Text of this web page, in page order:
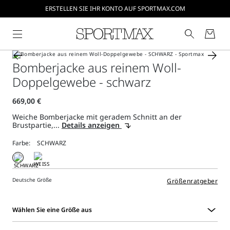
ERSTELLEN SIE IHR KONTO AUF SPORTMAX.COM
Bomberjacke aus reinem Woll-
Doppelgewebe - schwarz
Weiche Bomberjacke mit geradem Schnitt an der
Brustpartie,... Details anzeigen
Farbe:
Deutsche Größe Größenratgeber
Wählen Sie eine Größe aus